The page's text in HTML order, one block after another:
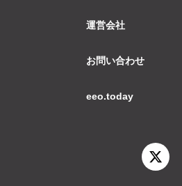
運営会社
お問い合わせ
eeo.today